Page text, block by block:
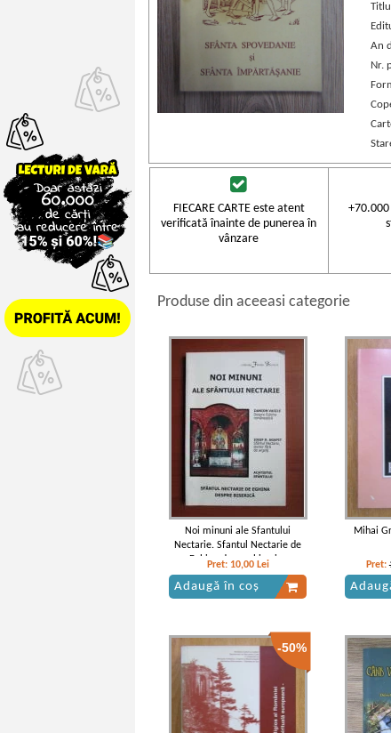
An
Nr.
FIECARE CARTE este atent
verificată înainte de punerea în
vânzare
+70.000
Produse din aceeasi categorie
Noi minuni ale Sfantului
Nectarie. Sfantul Nectarie de
Eghina despre biserica
Pret: 10,00 Lei
Adaugă în coș
Mihai
Pret:
-50%